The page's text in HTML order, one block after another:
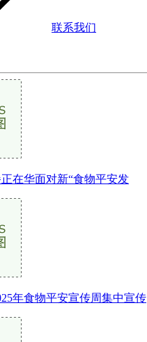
联系我们
在华面对新“食物平安发
年食物平安宣传周集中宣传